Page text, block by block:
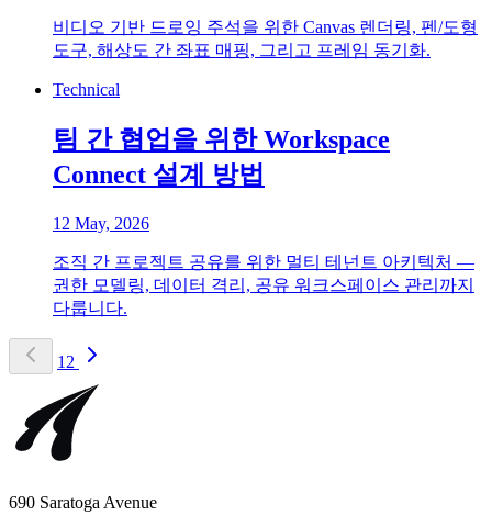
비디오 기반 드로잉 주석을 위한 Canvas 렌더링, 펜/도형
도구, 해상도 간 좌표 매핑, 그리고 프레임 동기화.
Technical
팀 간 협업을 위한 Workspace
Connect 설계 방법
12 May, 2026
조직 간 프로젝트 공유를 위한 멀티 테넌트 아키텍처 —
권한 모델링, 데이터 격리, 공유 워크스페이스 관리까지
다룹니다.
1 2
690 Saratoga Avenue